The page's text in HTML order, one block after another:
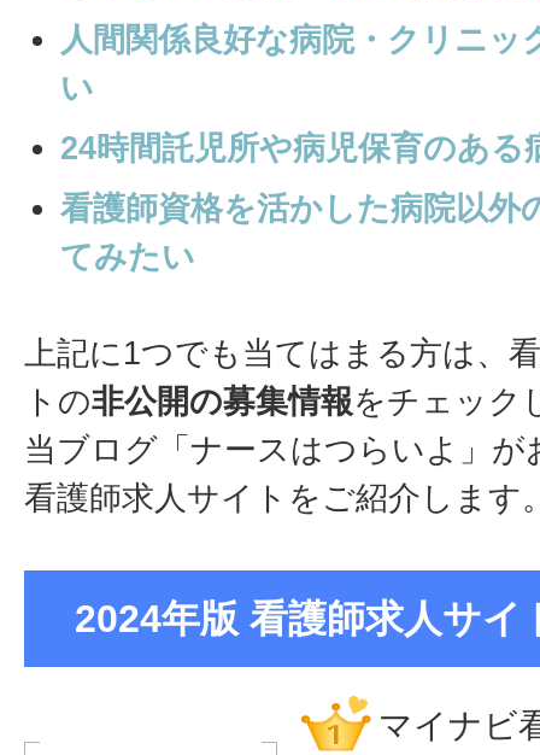
人間関係良好な病院・クリニッ
い
24時間託児所や病児保育のある
看護師資格を活かした病院以外
てみたい
上記に1つでも当てはまる方は、
トの非公開の募集情報をチェック
当ブログ「ナースはつらいよ」が
看護師求人サイトをご紹介します
2024年版 看護師求人サイ
マイナビ